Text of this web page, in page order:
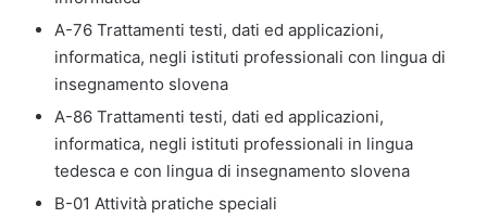
A-76 Trattamenti testi, dati ed applicazioni,
informatica, negli istituti professionali con lingua di
insegnamento slovena
A-86 Trattamenti testi, dati ed applicazioni,
informatica, negli istituti professionali in lingua
tedesca e con lingua di insegnamento slovena
B-01 Attività pratiche speciali